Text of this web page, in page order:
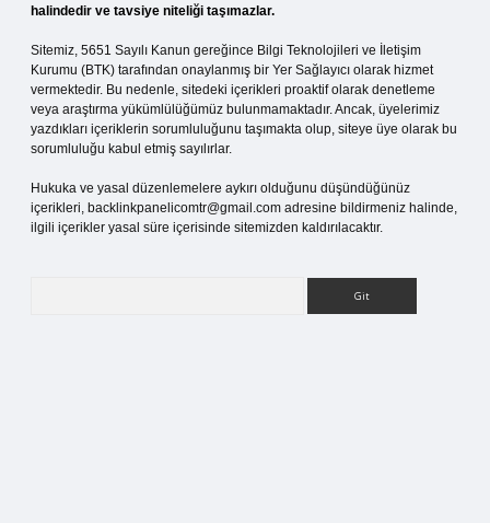
halindedir ve tavsiye niteliği taşımazlar.
Sitemiz, 5651 Sayılı Kanun gereğince Bilgi Teknolojileri ve İletişim
Kurumu (BTK) tarafından onaylanmış bir Yer Sağlayıcı olarak hizmet
vermektedir. Bu nedenle, sitedeki içerikleri proaktif olarak denetleme
veya araştırma yükümlülüğümüz bulunmamaktadır. Ancak, üyelerimiz
yazdıkları içeriklerin sorumluluğunu taşımakta olup, siteye üye olarak bu
sorumluluğu kabul etmiş sayılırlar.
Hukuka ve yasal düzenlemelere aykırı olduğunu düşündüğünüz
içerikleri, backlinkpanelicomtr@gmail.com adresine bildirmeniz halinde,
ilgili içerikler yasal süre içerisinde sitemizden kaldırılacaktır.